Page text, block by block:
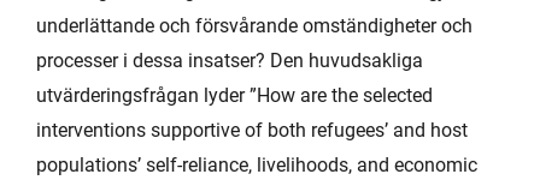
underlättande och försvårande omständigheter och
processer i dessa insatser? Den huvudsakliga
utvärderingsfrågan lyder ”How are the selected
interventions supportive of both refugees’ and host
populations’ self-reliance, livelihoods, and economic